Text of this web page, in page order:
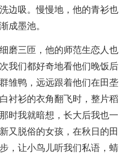
边吸。慢慢地，他的青衫也
成墨池。
磨三匝，他的师范生恋人也
我们都好奇地看他们晚饭后
雏鸭，远远跟着他们在田垄
衬衫的衣角翻飞时，整片稻
时我就暗想，长大后我也一
又脱俗的女孩，在秋日的田
，让小鸟儿听我们私语，蜻